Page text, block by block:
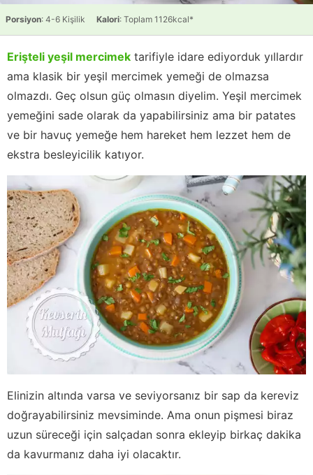
Porsiyon: 4-6 Kişilik Kalori: Toplam 1126kcal*
Erişteli yeşil mercimek tarifiyle idare ediyorduk yıllardır
ama klasik bir yeşil mercimek yemeği de olmazsa
olmazdı. Geç olsun güç olmasın diyelim. Yeşil mercimek
yemeğini sade olarak da yapabilirsiniz ama bir patates
ve bir havuç yemeğe hem hareket hem lezzet hem de
ekstra besleyicilik katıyor.
Elinizin altında varsa ve seviyorsanız bir sap da kereviz
doğrayabilirsiniz mevsiminde. Ama onun pişmesi biraz
uzun süreceği için salçadan sonra ekleyip birkaç dakika
da kavurmanız daha iyi olacaktır.